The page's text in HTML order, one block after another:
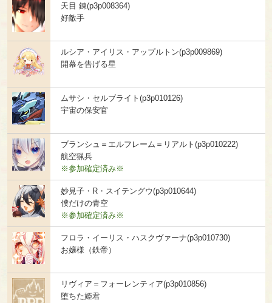
天目 錬(p3p008364)
好敵手
ルシア・アイリス・アップルトン(p3p009869)
開幕を告げる星
ムサシ・セルブライト(p3p010126)
宇宙の保安官
ブランシュ＝エルフレーム＝リアルト(p3p010222)
航空猟兵
※参加確定済み※
妙見子・R・スイテングウ(p3p010644)
僕だけの青空
※参加確定済み※
フロラ・イーリス・ハスクヴァーナ(p3p010730)
お嬢様（鉄帝）
リヴィア＝フォーレンティア(p3p010856)
堕ちた姫君